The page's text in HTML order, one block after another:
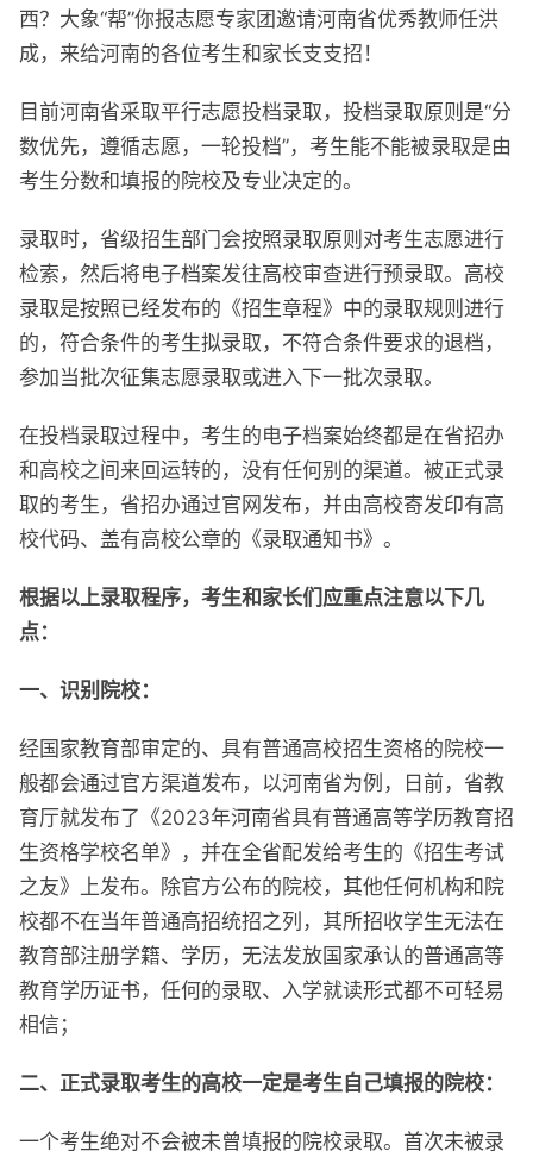
西？大象“帮”你报志愿专家团邀请河南省优秀教师任洪
成，来给河南的各位考生和家长支支招！
目前河南省采取平行志愿投档录取，投档录取原则是“分
数优先，遵循志愿，一轮投档”，考生能不能被录取是由
考生分数和填报的院校及专业决定的。
录取时，省级招生部门会按照录取原则对考生志愿进行
检索，然后将电子档案发往高校审查进行预录取。高校
录取是按照已经发布的《招生章程》中的录取规则进行
的，符合条件的考生拟录取，不符合条件要求的退档，
参加当批次征集志愿录取或进入下一批次录取。
在投档录取过程中，考生的电子档案始终都是在省招办
和高校之间来回运转的，没有任何别的渠道。被正式录
取的考生，省招办通过官网发布，并由高校寄发印有高
校代码、盖有高校公章的《录取通知书》。
根据以上录取程序，考生和家长们应重点注意以下几
点：
一、识别院校：
经国家教育部审定的、具有普通高校招生资格的院校一
般都会通过官方渠道发布，以河南省为例，日前，省教
育厅就发布了《2023年河南省具有普通高等学历教育招
生资格学校名单》，并在全省配发给考生的《招生考试
之友》上发布。除官方公布的院校，其他任何机构和院
校都不在当年普通高招统招之列，其所招收学生无法在
教育部注册学籍、学历，无法发放国家承认的普通高等
教育学历证书，任何的录取、入学就读形式都不可轻易
相信；
二、正式录取考生的高校一定是考生自己填报的院校：
一个考生绝对不会被未曾填报的院校录取。首次未被录